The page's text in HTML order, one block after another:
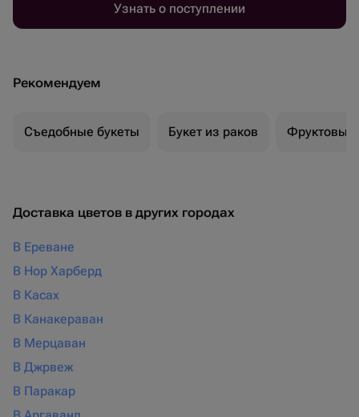
Узнать о поступлении
Рекомендуем
Съедобные букеты Букет из раков Фруктовый
Доставка цветов в других городах
В Ереване
В Нор Харберд
В Касах
В Канакераван
В Мерцаван
В Джрвеж
В Паракар